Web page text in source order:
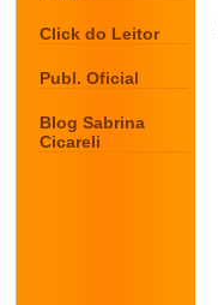
Click do Leitor
Publ. Oficial
Blog Sabrina
Cicareli